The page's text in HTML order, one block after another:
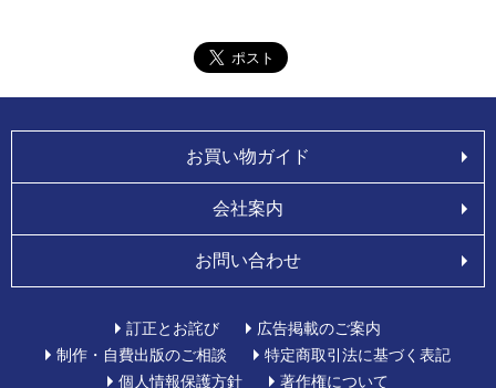
お買い物ガイド
会社案内
お問い合わせ
訂正とお詫び
広告掲載のご案内
制作・自費出版のご相談
特定商取引法に基づく表記
個人情報保護方針
著作権について